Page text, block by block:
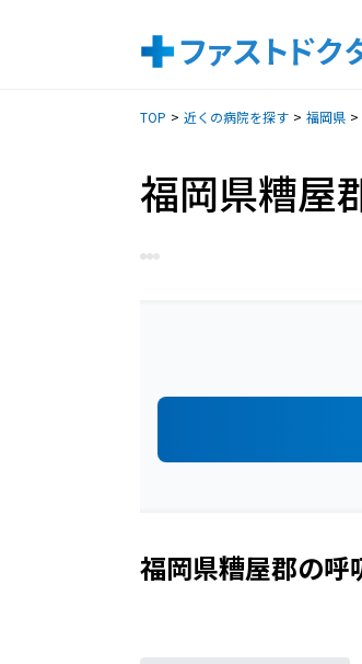
TOP 近くの病院を探す 福岡県
福岡県糟屋
福岡県糟屋郡の呼